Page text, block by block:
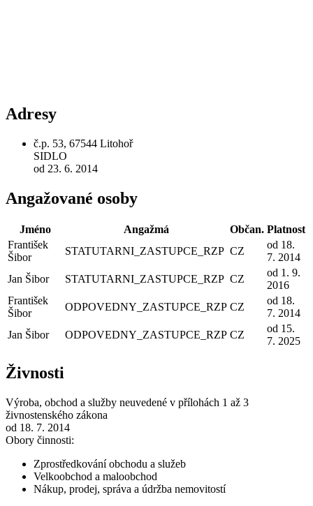
Adresy
č.p. 53, 67544 Litohoř
SIDLO
od 23. 6. 2014
Angažované osoby
Jméno Angažmá Občan. Platnost
František
Šibor
STATUTARNI_ZASTUPCE_RZP CZ
od 18.
7. 2014
Jan Šibor
STATUTARNI_ZASTUPCE_RZP CZ
od 1. 9.
2016
František
Šibor
ODPOVEDNY_ZASTUPCE_RZP CZ
od 18.
7. 2014
Jan Šibor
ODPOVEDNY_ZASTUPCE_RZP CZ
od 15.
7. 2025
Živnosti
Výroba, obchod a služby neuvedené v přílohách 1 až 3
živnostenského zákona
od 18. 7. 2014
Obory činnosti:
Zprostředkování obchodu a služeb
Velkoobchod a maloobchod
Nákup, prodej, správa a údržba nemovitostí